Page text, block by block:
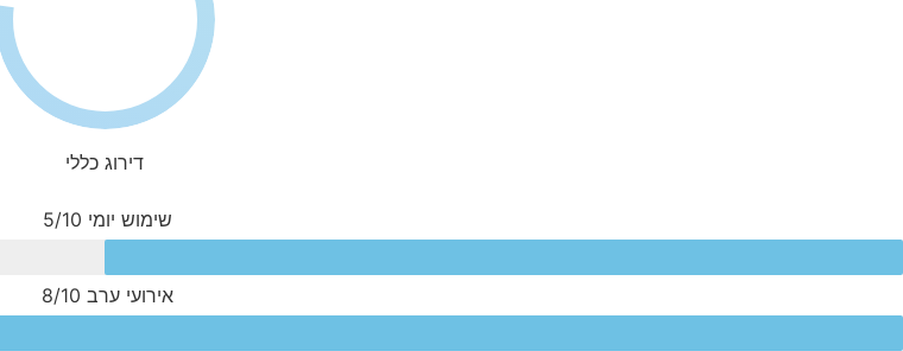
דירוג כללי
שימוש יומי 5/10
אירועי ערב 8/10